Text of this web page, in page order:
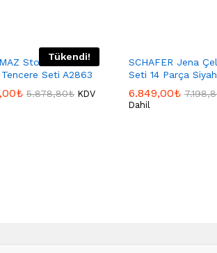
Tükendi!
Stona Jr 6
Seti A2863
₺ 5.878,80₺ KDV
SCHAFER Jena
Seti 14 Parça Siyah
6.849,00₺
Dahil